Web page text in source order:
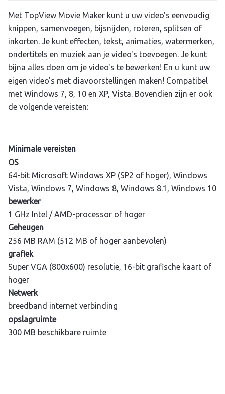
Met TopView Movie Maker kunt u uw video's eenvoudig
knippen, samenvoegen, bijsnijden, roteren, splitsen of
inkorten. Je kunt effecten, tekst, animaties, watermerken,
ondertitels en muziek aan je video's toevoegen. Je kunt
bijna alles doen om je video's te bewerken! En u kunt uw
eigen video's met diavoorstellingen maken! Compatibel
met Windows 7, 8, 10 en XP, Vista. Bovendien zijn er ook
de volgende vereisten:
Minimale vereisten
OS
64-bit Microsoft Windows XP (SP2 of hoger), Windows
Vista, Windows 7, Windows 8, Windows 8.1, Windows 10
bewerker
1 GHz Intel / AMD-processor of hoger
Geheugen
256 MB RAM (512 MB of hoger aanbevolen)
grafiek
Super VGA (800x600) resolutie, 16-bit grafische kaart of
hoger
Netwerk
breedband internet verbinding
opslagruimte
300 MB beschikbare ruimte